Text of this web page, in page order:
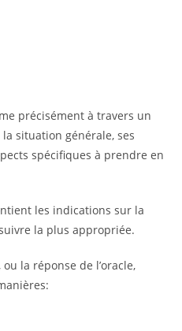
précisément à travers un
situation générale, ses
spécifiques à prendre en
les indications sur la
la plus appropriée.
la réponse de l’oracle,